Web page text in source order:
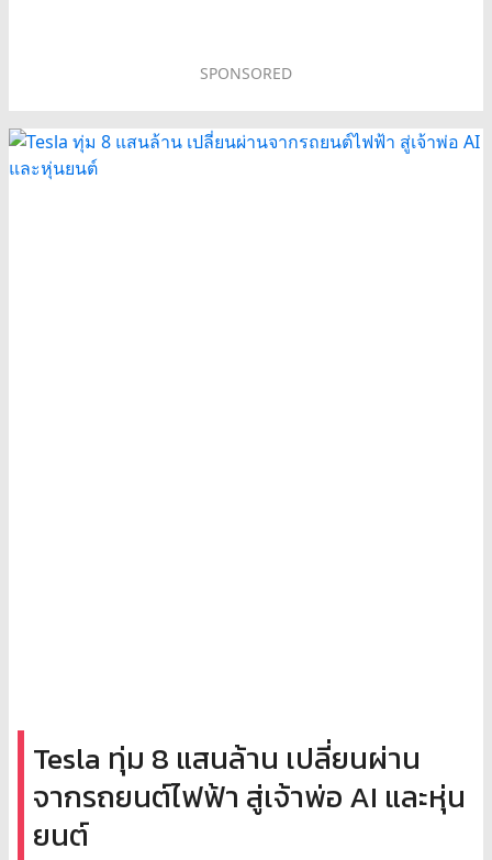
SPONSORED
Tesla ทุ่ม 8 แสนล้าน เปลี่ยนผ่าน
จากรถยนต์ไฟฟ้า สู่เจ้าพ่อ AI และหุ่น
ยนต์